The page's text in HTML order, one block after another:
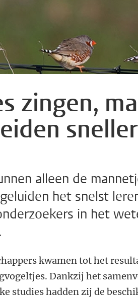
zingen,
alleen de
het snelst
in het
kwamen tot het
Dankzij het
studies hadden zij de